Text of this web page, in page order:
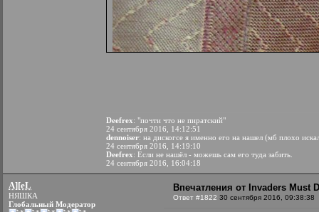
Deefrex: "почти что не пиратский"
24 сентября 2016, 14:12:51
dennoiser: на дискогсе я именно его на нашел (мб плохо
24 сентября 2016, 14:19:10
Deefrex: Если не нашёл - можешь сам его туда забить.
24 сентября 2016, 16:04:18
A][eL
НЯШКА
Глобальный Модератор
Впечатления от Invaders Must
Ответ #1822 30 сентября 2016, 09:38:38